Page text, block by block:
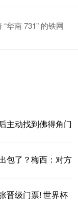
华南 731” 的铁网
主动找到佛得角门
包了？梅西：对方
晋级门票! 世界杯